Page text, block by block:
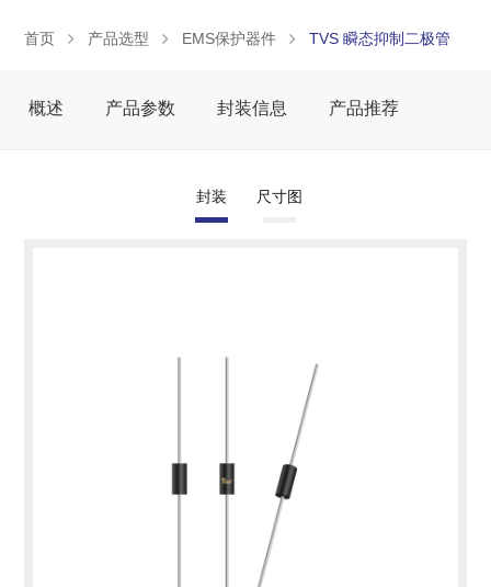
首页 产品选型 EMS保护器件 TVS 瞬态抑制二极管
概述 产品参数 封装信息 产品推荐
封装 尺寸图